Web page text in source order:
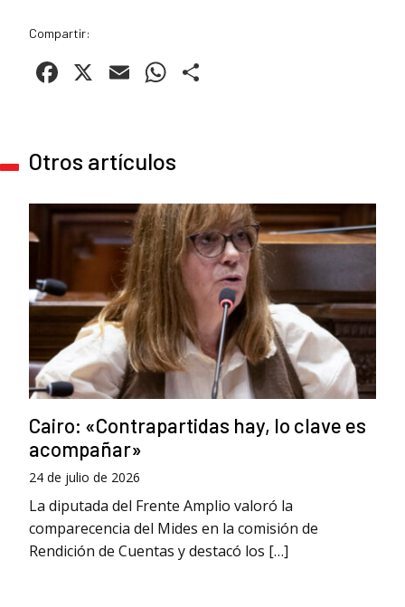
Compartir:
Facebook
X EmailWhatsApp
Otros artículos
Cairo: «Contrapartidas hay, lo clave es
acompañar»
24 de julio de 2026
La diputada del Frente Amplio valoró la
comparecencia del Mides en la comisión de
Rendición de Cuentas y destacó los […]